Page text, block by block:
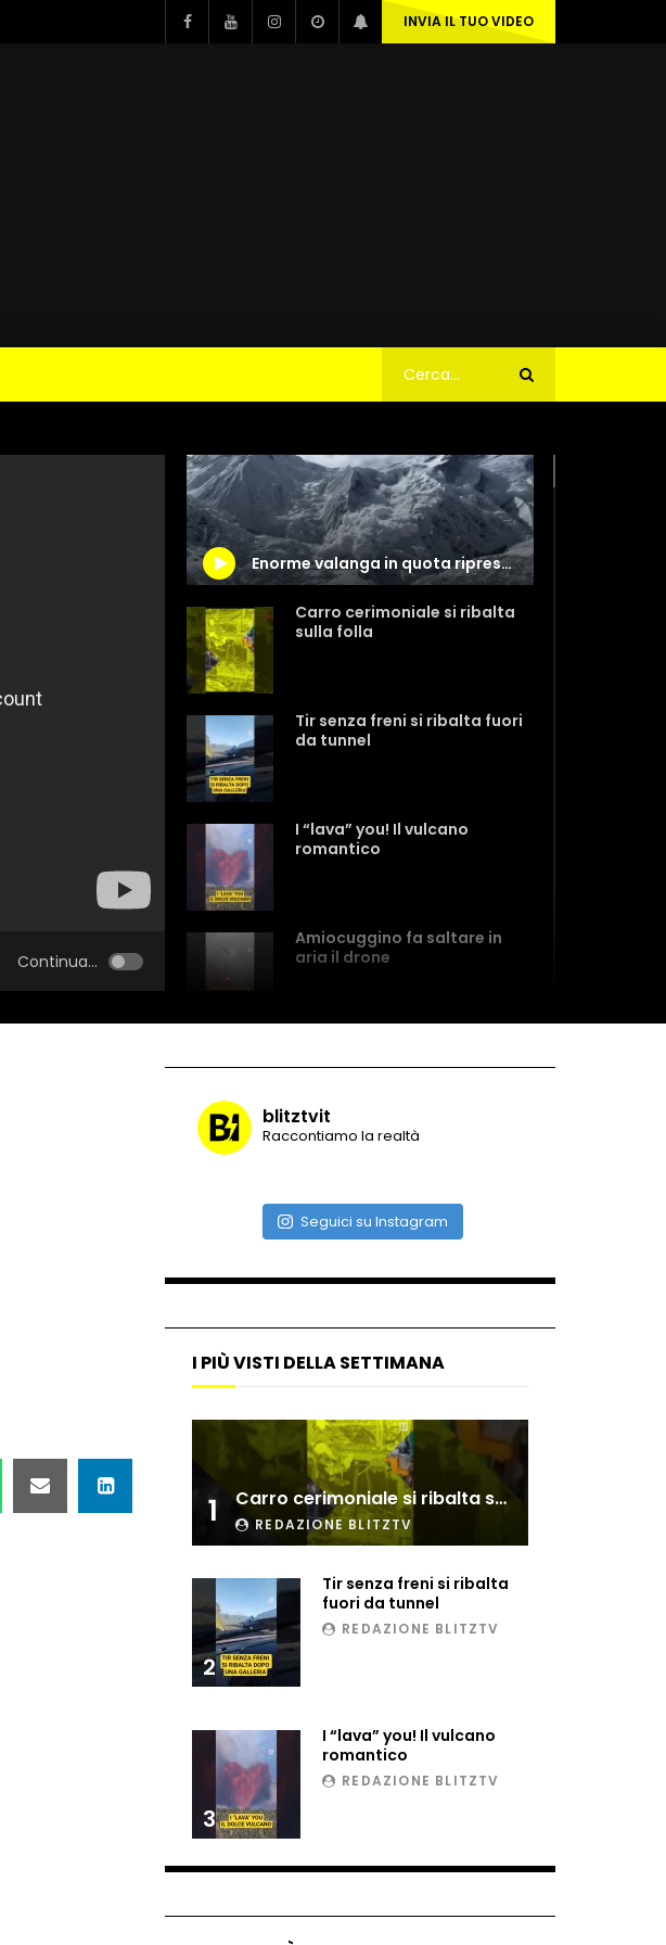
INVIA IL TUO VIDEO
Continua...
Enorme valanga in quota ripresa da uno scalatore
Carro cerimoniale si ribalta
sulla folla
Tir senza freni si ribalta fuori
da tunnel
I “lava” you! Il vulcano
romantico
Amiocuggino fa saltare in
aria il drone
dopo incidente
Nei casinò arriva il cambio
Esplode cabina elettrica
sotterranea
Grattacielo crolla per un
incendio
Ammiocuggino con la ruspa…
blitztvit
Raccontiamo la realtà
Seguici su Instagram
I PIÙ VISTI DELLA SETTIMANA
1 Carro cerimoniale si ribalta sulla folla
REDAZIONE BLITZTV
2
Tir senza freni si ribalta
fuori da tunnel
REDAZIONE BLITZTV
3
I “lava” you! Il vulcano
romantico
REDAZIONE BLITZTV